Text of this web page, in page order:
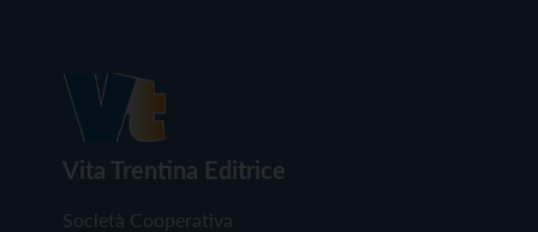
Vita Trentina Editrice
Società Cooperativa